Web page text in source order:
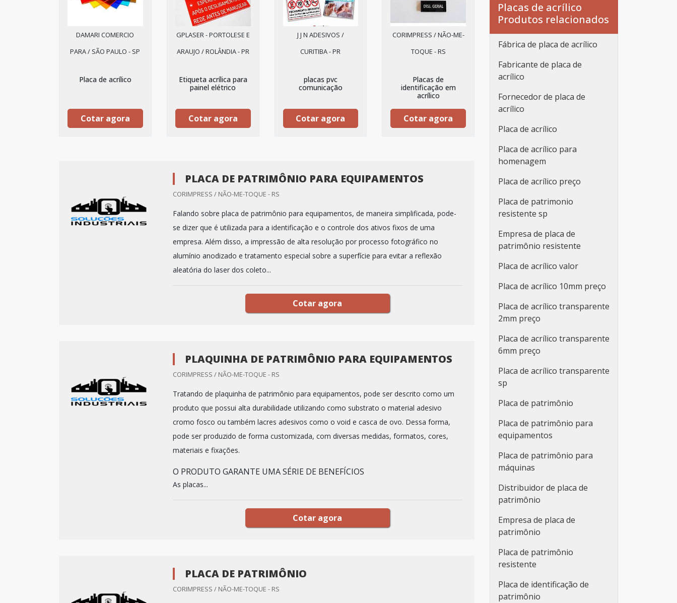
DAMARI COMERCIO
PARA / SÃO PAULO - SP
Placa de acrílico
Cotar agora
GPLASER - PORTOLESE E
ARAUJO / ROLÂNDIA - PR
Etiqueta acrílica para
painel elétrico
Cotar agora
J J N ADESIVOS /
CURITIBA - PR
placas pvc
comunicação
Cotar agora
CORIMPRESS / NÃO-ME-
TOQUE - RS
Placas de
identificação em
acrílico
Cotar agora
PLACA DE PATRIMÔNIO PARA EQUIPAMENTOS
CORIMPRESS / NÃO-ME-TOQUE - RS
Falando sobre placa de patrimônio para equipamentos, de maneira simplificada, pode-
se dizer que é utilizada para a identificação e o controle dos ativos fixos de uma
empresa. Além disso, a impressão de alta resolução por processo fotográfico no
alumínio anodizado e tratamento especial sobre a superfície para evitar a reflexão
aleatória do laser dos coleto...
Cotar agora
PLAQUINHA DE PATRIMÔNIO PARA EQUIPAMENTOS
CORIMPRESS / NÃO-ME-TOQUE - RS
Tratando de plaquinha de patrimônio para equipamentos, pode ser descrito como um
produto que possui alta durabilidade utilizando como substrato o material adesivo
cromo fosco ou também lacres adesivos como o void e casca de ovo. Dessa forma,
pode ser produzido de forma customizada, com diversas medidas, formatos, cores,
materiais e fixações.
O PRODUTO GARANTE UMA SÉRIE DE BENEFÍCIOS
As placas...
Cotar agora
PLACA DE PATRIMÔNIO
CORIMPRESS / NÃO-ME-TOQUE - RS
Placas de acrílico
Produtos relacionados
Fábrica de placa de acrílico
Fabricante de placa de
acrílico
Fornecedor de placa de
acrílico
Placa de acrílico
Placa de acrílico para
homenagem
Placa de acrílico preço
Placa de patrimonio
resistente sp
Empresa de placa de
patrimônio resistente
Placa de acrílico valor
Placa de acrílico 10mm preço
Placa de acrílico transparente
2mm preço
Placa de acrílico transparente
6mm preço
Placa de acrílico transparente
sp
Placa de patrimônio
Placa de patrimônio para
equipamentos
Placa de patrimônio para
máquinas
Distribuidor de placa de
patrimônio
Empresa de placa de
patrimônio
Placa de patrimônio
resistente
Placa de identificação de
patrimônio